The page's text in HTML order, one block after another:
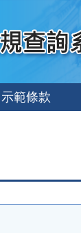
示範條款